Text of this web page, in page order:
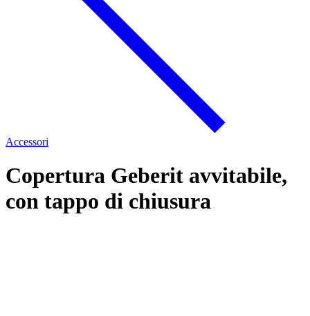
Accessori
Copertura Geberit avvitabile,
con tappo di chiusura